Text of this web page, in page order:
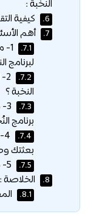
النخبة :
6. كيفية
7. أهم
7.1.
1-
لبرنامج
7.2.
النخبة ؟
7.3.
برنامج
7.4.
بعثتك
7.5.
8. الخلاصة :
8.1.